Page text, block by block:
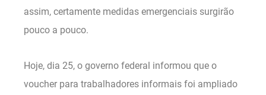
assim, certamente medidas emergenciais surgirão
pouco a pouco.
Hoje, dia 25, o governo federal informou que o
voucher para trabalhadores informais foi ampliado